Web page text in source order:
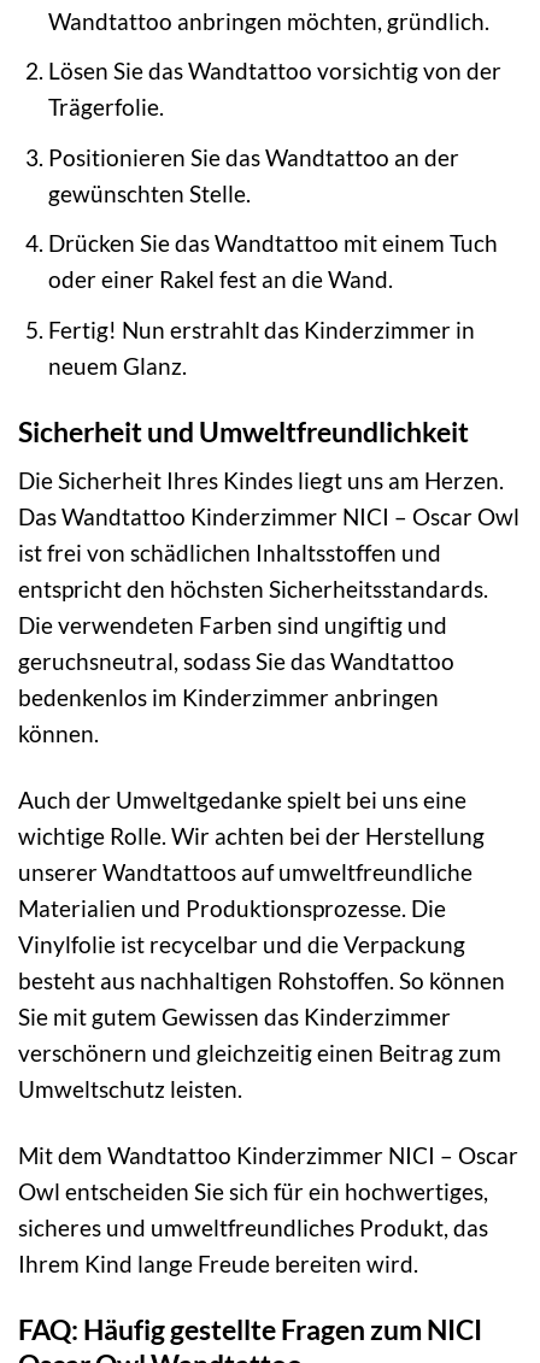
Wandtattoo anbringen möchten, gründlich.
Lösen Sie das Wandtattoo vorsichtig von der
Trägerfolie.
Positionieren Sie das Wandtattoo an der
gewünschten Stelle.
Drücken Sie das Wandtattoo mit einem Tuch
oder einer Rakel fest an die Wand.
Fertig! Nun erstrahlt das Kinderzimmer in
neuem Glanz.
Sicherheit und Umweltfreundlichkeit
Die Sicherheit Ihres Kindes liegt uns am Herzen.
Das Wandtattoo Kinderzimmer NICI – Oscar Owl
ist frei von schädlichen Inhaltsstoffen und
entspricht den höchsten Sicherheitsstandards.
Die verwendeten Farben sind ungiftig und
geruchsneutral, sodass Sie das Wandtattoo
bedenkenlos im Kinderzimmer anbringen
können.
Auch der Umweltgedanke spielt bei uns eine
wichtige Rolle. Wir achten bei der Herstellung
unserer Wandtattoos auf umweltfreundliche
Materialien und Produktionsprozesse. Die
Vinylfolie ist recycelbar und die Verpackung
besteht aus nachhaltigen Rohstoffen. So können
Sie mit gutem Gewissen das Kinderzimmer
verschönern und gleichzeitig einen Beitrag zum
Umweltschutz leisten.
Mit dem Wandtattoo Kinderzimmer NICI – Oscar
Owl entscheiden Sie sich für ein hochwertiges,
sicheres und umweltfreundliches Produkt, das
Ihrem Kind lange Freude bereiten wird.
FAQ: Häufig gestellte Fragen zum NICI